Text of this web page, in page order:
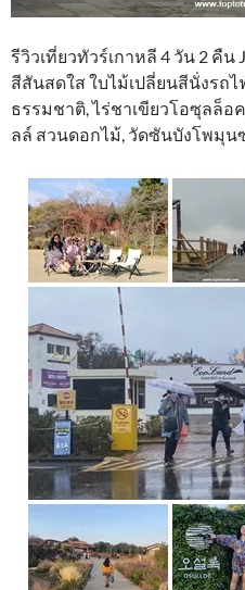
รีวิวเที่ยวทัวร์เกาหลี 4 วัน 2 คืน
สีสันสดใส ใบไม้เปลี่ยนสีนั่งรถไ
ธรรมชาติ, ไร่ชาเขียวโอซุลล็อ
ลล์ สวนดอกไม้, วัดซันบังโพมุน